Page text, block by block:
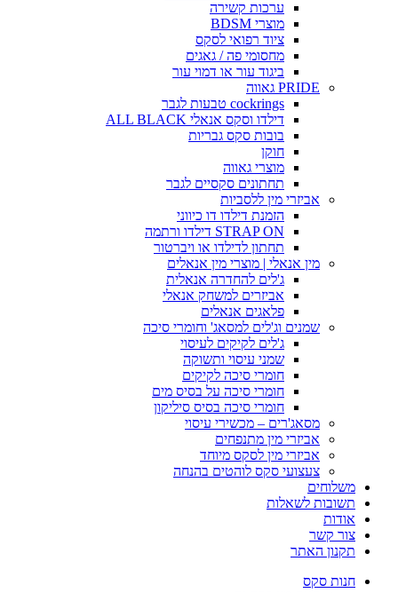
ערכות קשירה
מוצרי BDSM
ציוד רפואי לסקס
מחסומי פה / גאגים
ביגוד עור או דמוי עור
PRIDE גאווה
cockrings טבעות לגבר
דילדו וסקס אנאלי ALL BLACK
בובות סקס גבריות
חוקן
מוצרי גאווה
תחתונים סקסיים לגבר
אביזרי מין ללסביות
הזמנת דילדו דו כיווני
STRAP ON דילדו ורתמה
תחתון לדילדו או ויברטור
מין אנאלי | מוצרי מין אנאלים
ג'לים להחדרה אנאלית
אביזרים למשחק אנאלי
פלאגים אנאלים
שמנים וג'לים למסאג' וחומרי סיכה
ג'לים לקיקים לעיסוי
שמני עיסוי ותשוקה
חומרי סיכה לקיקים
חומרי סיכה על בסיס מים
חומרי סיכה בסיס סיליקון
מסאג'רים – מכשירי עיסוי
אביזרי מין מתנפחים
אביזרי מין לסקס מיוחד
צעצועי סקס לוהטים בהנחה
משלוחים
תשובות לשאלות
אודות
צור קשר
תקנון האתר
חנות סקס